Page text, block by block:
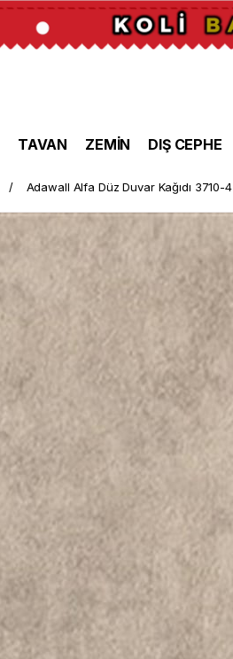
TAVAN ZEMİN DIŞ CEPHE
Adawall Alfa Düz Duvar Kağıdı 3710-4